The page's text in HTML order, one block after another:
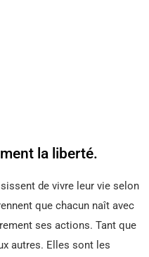
la liberté.
de vivre leur vie selon
que chacun naît avec
ses actions. Tant que
autres. Elles sont les